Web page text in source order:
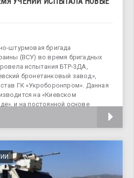
штурмовая бригада
(ВСУ) во время бригадных
испытания БТР-3ДА,
бронетанковый завод»,
ГК «Укроборонпром». Данная
на «Киевском
и на постоянной основе